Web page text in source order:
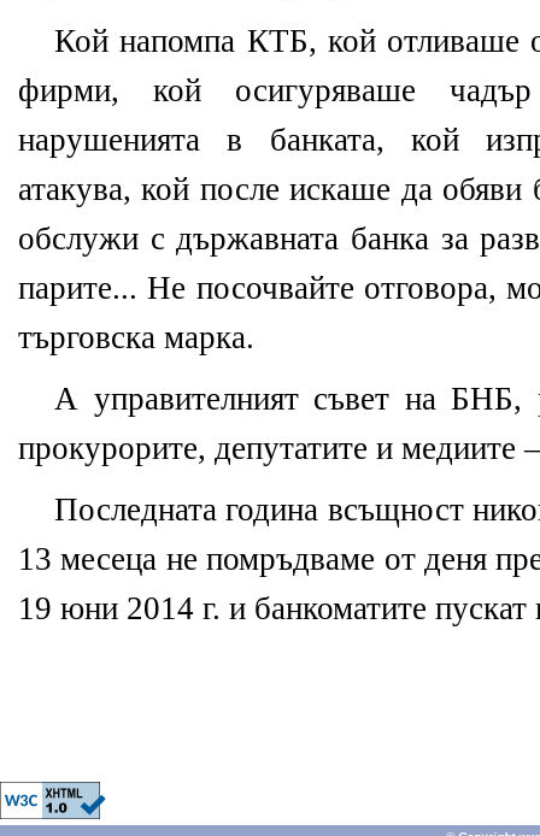
Кой напомпа КТБ, кой отливаше
фирми, кой осигуряваше
нарушенията в банката, кой
атакува, кой после искаше да обяви
обслужи с държавната банка за
парите... Не посочвайте отговора,
търговска марка.
А управителният съвет на
прокурорите, депутатите и медиите
Последната година всъщност
13 месеца не помръдваме от деня
19 юни 2014 г. и банкоматите